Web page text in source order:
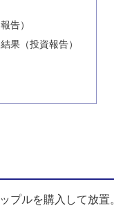
告）
果（投資報告）
プルを購入して放置